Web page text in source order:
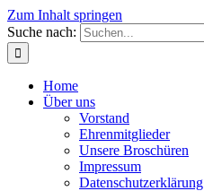
Zum Inhalt springen
Suche nach:
Home
Über uns
Vorstand
Ehrenmitglieder
Unsere Broschüren
Impressum
Datenschutzerklärung